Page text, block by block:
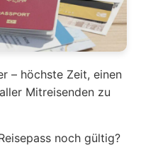
– höchste Zeit, einen
Mitreisenden zu
noch gültig?